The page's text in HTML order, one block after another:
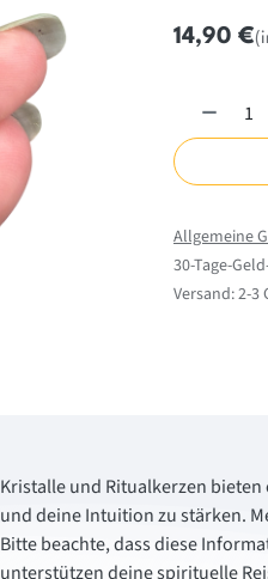
14,90€
Allgemeine
30-Tage-
Versand: 2-3
Kristalle und Ritualkerzen
und deine Intuition zu stärken.
Bitte beachte, dass diese
unterstützen deine spirituelle